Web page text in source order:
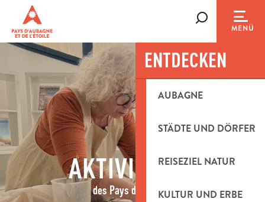
contenu
principal
MENÜ
ENTDECKEN
AUBAGNE
STÄDTE UND DÖRFER
REISEZIEL NATUR
KULTUR UND ERBE
AKTIVITÄTEN
des Pays d'Aubagne